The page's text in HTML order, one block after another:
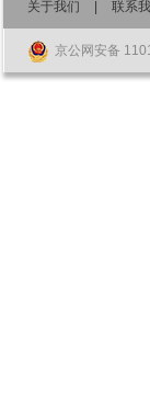
关于我们 联系
京公网安备